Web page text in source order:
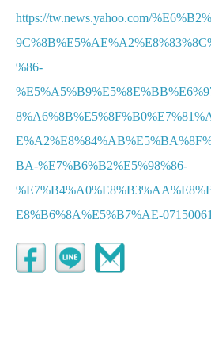
https://tw.news.yahoo.com/
%86-
BA-%E7%B6%B2%E5%98%86-
E8%B6%8A%E5%B7%AE-